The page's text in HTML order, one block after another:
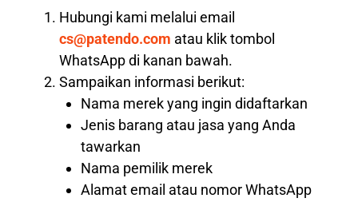
Hubungi kami melalui email
cs@patendo.com atau klik tombol
WhatsApp di kanan bawah.
Sampaikan informasi berikut:
Nama merek yang ingin didaftarkan
Jenis barang atau jasa yang Anda
tawarkan
Nama pemilik merek
Alamat email atau nomor WhatsApp